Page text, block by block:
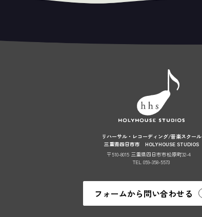
リハーサル・レコーディング/音楽スクール
三重県四日市市 HOLYHOUSE STUDIOS
〒510-8015 三重県四日市市松原町32-4
TEL 059-358-5573
フォームから問い合わせる